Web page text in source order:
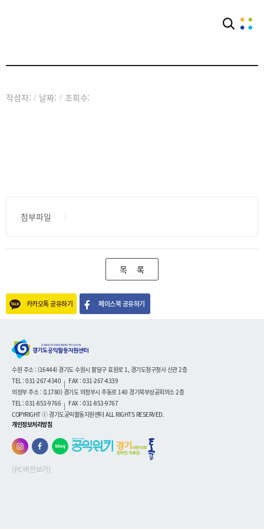
작성자: / 날짜: / 조회수:
첨부파일
카카오톡 공유하기 페이스북 공유하기
목 록
수원 주소 : (16444) 경기도 수원시 팔달구 효원로 1, 경기도청구청사 신관 2층
TEL : 031-267-4340 | FAX : 031-267-4339
의정부 주소 : (11780) 경기도 의정부시 추동로 140 경기북부상공회의소 2층
TEL : 031-853-9766 | FAX : 031-853-9767
COPYRIGHT ⓒ 경기도공익활동지원센터 ALL RIGHTS RESERVED.
개인정보처리방침
[PC버전보기]